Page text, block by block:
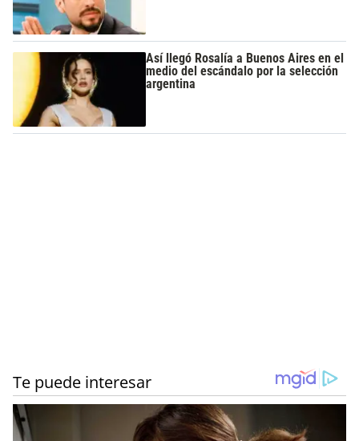
Así llegó Rosalía a Buenos Aires en el
medio del escándalo por la selección
argentina